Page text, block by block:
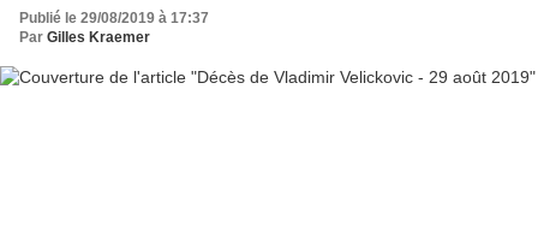
Publié le 29/08/2019 à 17:37
Par Gilles Kraemer